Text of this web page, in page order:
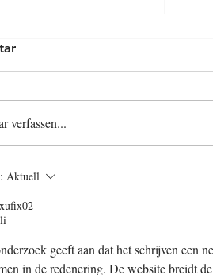
und Kinder-
Gifhorn
verfassen...
Aktuell
geeft aan dat het schrijven een
in de redenering. De website breidt